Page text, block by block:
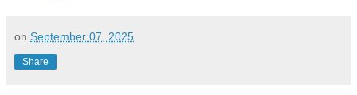
on September 07, 2025
Share